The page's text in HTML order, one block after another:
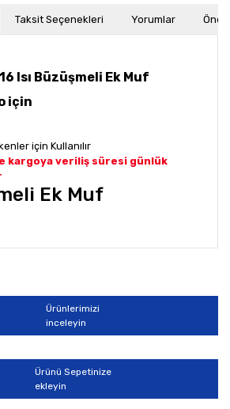
Taksit Seçenekleri Yorumlar
Isı Büzüşmeli Ek Muf
için
için Kullanılır
kargoya veriliş süresi günlük
Ek Muf
Yorum Yaz
resim, ürün açıklamalarında ve
için teşekkür ederiz.
bozuk veya görüntülenemiyor.
eksik bilgiler bulunuyor.
hatalar bulunuyor.
sitelerden daha pahalı.
Ürünlerimizi
inceleyin
Ürünü Sepetinize
ekleyin